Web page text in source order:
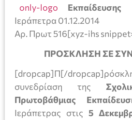
Εκπαίδευσης
Ιεράπετρα 01.12.2014
Αρ. Πρωτ 516[xyz-ihs
ΠΡΟΣΚΛΗΣΗ ΣΕ
[dropcap]Π[/
συνεδρίαση της
Πρωτοβάθμιας
Ιεράπετρας στις 5